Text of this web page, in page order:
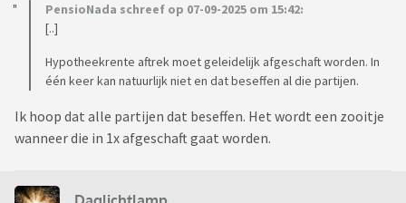
PensioNada schreef op 07-09-2025 om 15:42:
[..]
Hypotheekrente aftrek moet geleidelijk afgeschaft worden. In
één keer kan natuurlijk niet en dat beseffen al die partijen.
Ik hoop dat alle partijen dat beseffen. Het wordt een zooitje
wanneer die in 1x afgeschaft gaat worden.